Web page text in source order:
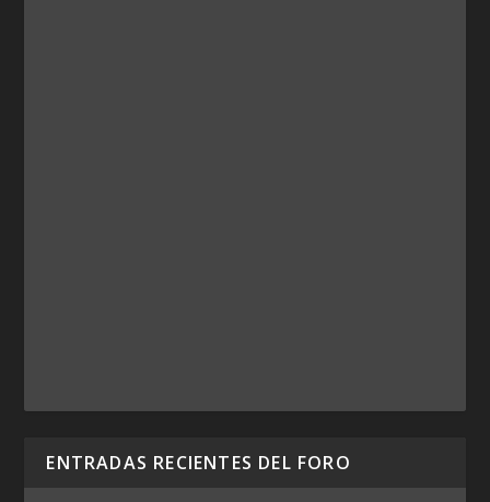
ENTRADAS RECIENTES DEL FORO